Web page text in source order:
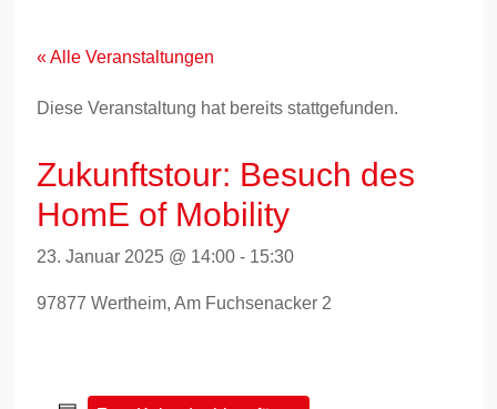
springen« Alle Veranstaltungen
Diese Veranstaltung hat bereits stattgefunden.
Zukunftstour: Besuch des
HomE of Mobility
23. Januar 2025 @ 14:00 - 15:30
97877 Wertheim, Am Fuchsenacker 2